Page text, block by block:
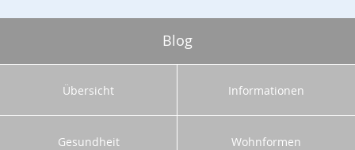
Blog
Übersicht Informationen
Gesundheit Wohnformen